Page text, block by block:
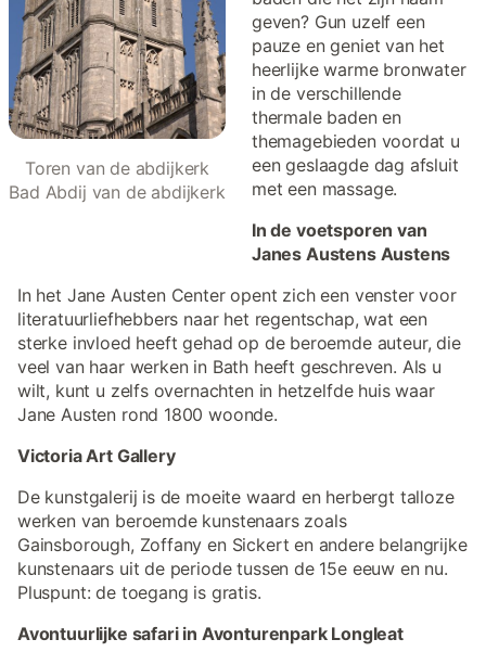
Toren van de abdijkerk
Bad Abdij van de abdijkerk
geven? Gun uzelf een
pauze en geniet van het
heerlijke warme bronwater
in de verschillende
thermale baden en
themagebieden voordat u
een geslaagde dag afsluit
met een massage.
In de voetsporen van
Janes Austens Austens
In het Jane Austen Center opent zich een venster voor
literatuurliefhebbers naar het regentschap, wat een
sterke invloed heeft gehad op de beroemde auteur, die
veel van haar werken in Bath heeft geschreven. Als u
wilt, kunt u zelfs overnachten in hetzelfde huis waar
Jane Austen rond 1800 woonde.
Victoria Art Gallery
De kunstgalerij is de moeite waard en herbergt talloze
werken van beroemde kunstenaars zoals
Gainsborough, Zoffany en Sickert en andere belangrijke
kunstenaars uit de periode tussen de 15e eeuw en nu.
Pluspunt: de toegang is gratis.
Avontuurlijke safari in Avonturenpark Longleat